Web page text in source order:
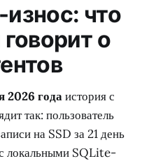
износ: что
о
2026 годаистория с
так: пользователь
на SSD за 21 день
локальными SQLite-